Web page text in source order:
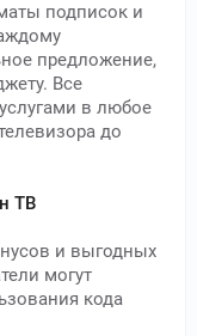
подписок и
предложение,
Все
в любое
до
ТВ
и выгодных
могут
кода